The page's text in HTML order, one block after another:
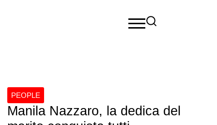
PEOPLE
Manila Nazzaro, la dedica del